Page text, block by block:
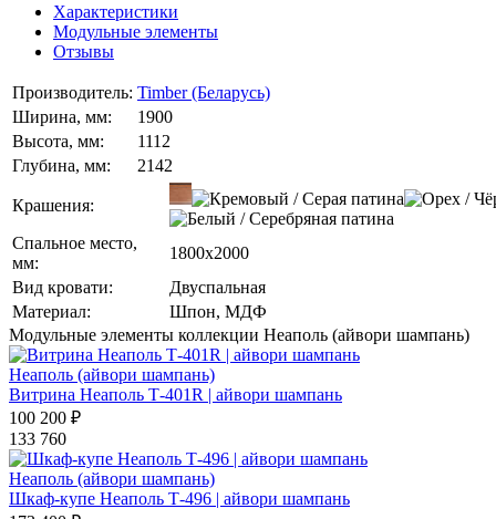
Характеристики
Модульные элементы
Отзывы
Производитель: Timber (Беларусь)
Ширина, мм:
1900
Высота, мм:
1112
Глубина, мм:
2142
Крашения:
Спальное место,
мм:
1800x2000
Вид кровати:
Двуспальная
Материал:
Шпон, МДФ
Модульные элементы коллекции Неаполь (айвори шампань)
Неаполь (айвори шампань)
Витрина Неаполь Т-401R | айвори шампань
100 200 ₽
133 760
Неаполь (айвори шампань)
Шкаф-купе Неаполь Т-496 | айвори шампань